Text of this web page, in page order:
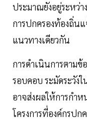
ประมาณยังอยู่ระหว่
การปกครองท้องถิ่น
แนวทางเดียวกัน
การดำเนินการตามข้
รอบคอบ ระมัดระวัง
อาจส่งผลให้การกำ
โครงการที่องค์กรป